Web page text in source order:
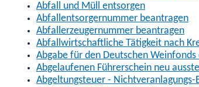
Abfall und Müll entsorgen
Abfallentsorgernummer beantragen
Abfallerzeugernummer beantragen
Abfallwirtschaftliche Tätigkeit nach
Abgabe für den Deutschen
Abgelaufenen Führerschein neu
Abgeltungsteuer - Nichtveranlagungs-